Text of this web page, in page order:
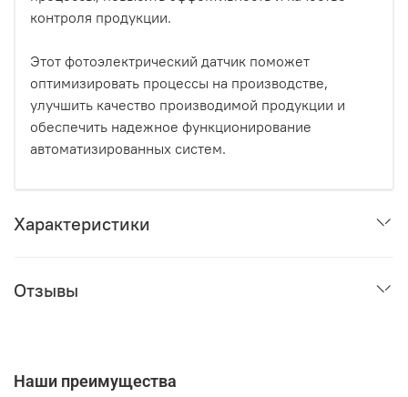
контроля продукции.
Этот фотоэлектрический датчик поможет
оптимизировать процессы на производстве,
улучшить качество производимой продукции и
обеспечить надежное функционирование
автоматизированных систем.
Характеристики
Отзывы
Наши преимущества